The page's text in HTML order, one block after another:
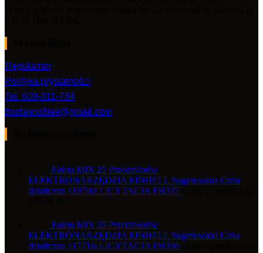
Regulamin
Polityka prywatności
Tel. 609-311-734
fhudawidfilek@gmail.com
Paleta MIX 25 Przedmiotów
ELEKTRONARZĘDZIA EINHELL Sugerowana Cena
detaliczna 11979zł LICYTACJA PH337
Paleta MIX 25 Przedmiotów
ELEKTRONARZĘDZIA EINHELL Sugerowana Cena
detaliczna 11771zł LICYTACJA PH336